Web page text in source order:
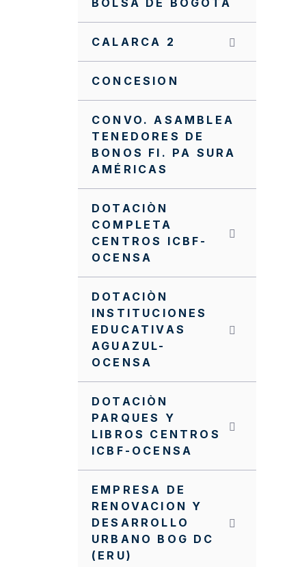
BOLSA DE BOGOTA
CALARCA 2
CONCESION
CONVO. ASAMBLEA
TENEDORES DE
BONOS FI. PA SURA
AMÉRICAS
DOTACIÒN
COMPLETA
CENTROS ICBF-
OCENSA
DOTACIÒN
INSTITUCIONES
EDUCATIVAS
AGUAZUL-
OCENSA
DOTACIÒN
PARQUES Y
LIBROS CENTROS
ICBF-OCENSA
EMPRESA DE
RENOVACION Y
DESARROLLO
URBANO BOG DC
(ERU)